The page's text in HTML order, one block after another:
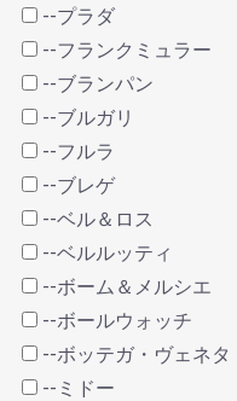
--プラダ
--フランクミュラー
--ブランパン
--ブルガリ
--フルラ
--ブレゲ
--ベル＆ロス
--ベルルッティ
--ボーム＆メルシエ
--ボールウォッチ
--ボッテガ・ヴェネタ
--ミドー